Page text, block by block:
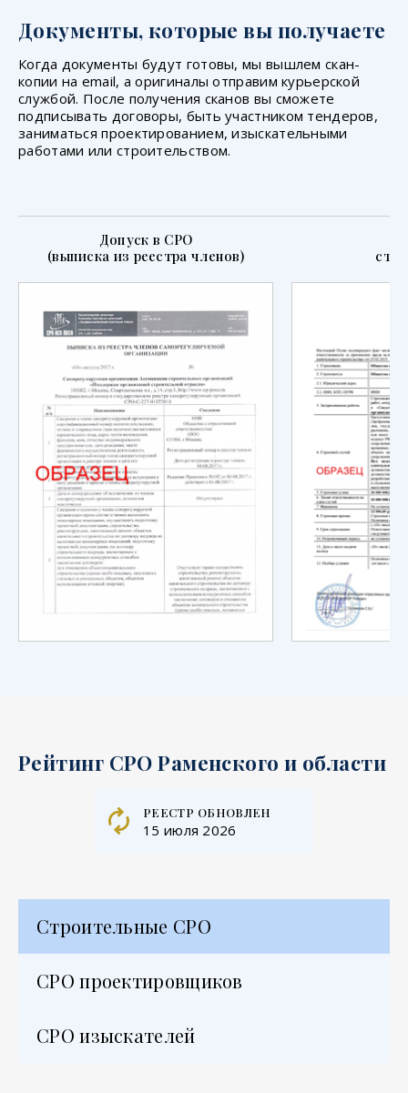
Документы, которые вы получаете
Когда документы будут готовы, мы вышлем скан-
копии на email, а оригиналы отправим курьерской
службой. После получения сканов вы сможете
подписывать договоры, быть участником тендеров,
заниматься проектированием, изыскательными
работами или строительством.
Допуск в СРО
(выписка из реестра членов)
Рейтинг СРО Раменского и области
реестр обновлен
15 июля 2026
Строительные СРО
СРО проектировщиков
СРО изыскателей